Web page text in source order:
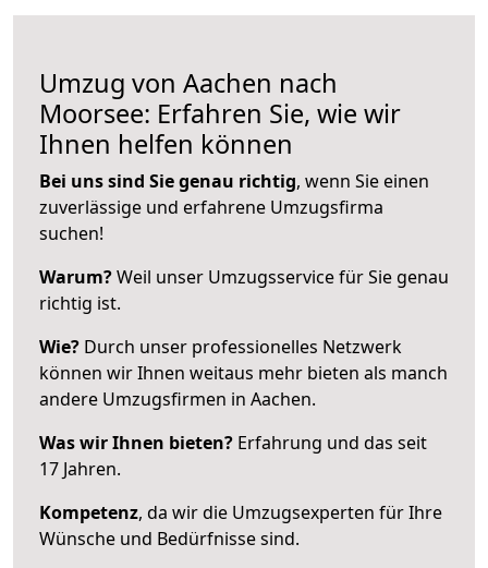
Umzug von Aachen nach
Moorsee: Erfahren Sie, wie wir
Ihnen helfen können
Bei uns sind Sie genau richtig, wenn Sie einen
zuverlässige und erfahrene Umzugsfirma
suchen!
Warum?Weil unser Umzugsservice für Sie genau
richtig ist.
Wie? Durch unser professionelles Netzwerk
können wir Ihnen weitaus mehr bieten als manch
andere Umzugsfirmen in Aachen.
Was wir Ihnen bieten? Erfahrung und das seit
17 Jahren.
Kompetenz, da wir die Umzugsexperten für Ihre
Wünsche und Bedürfnisse sind.